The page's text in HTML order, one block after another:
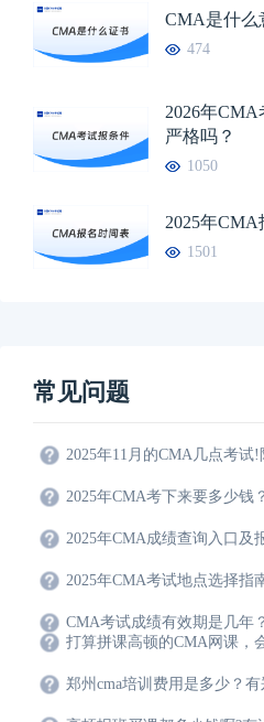
CMA是什么
474
2026年
严格吗？
1050
2025年CMA
1501
常见问题
2025年11月的CMA几点考试
2025年CMA考下来要多少钱
2025年CMA成绩查询入口及
2025年CMA考试地点选择指
CMA考试成绩有效期是几年
打算拼课高顿的CMA网课，
郑州cma培训费用是多少？